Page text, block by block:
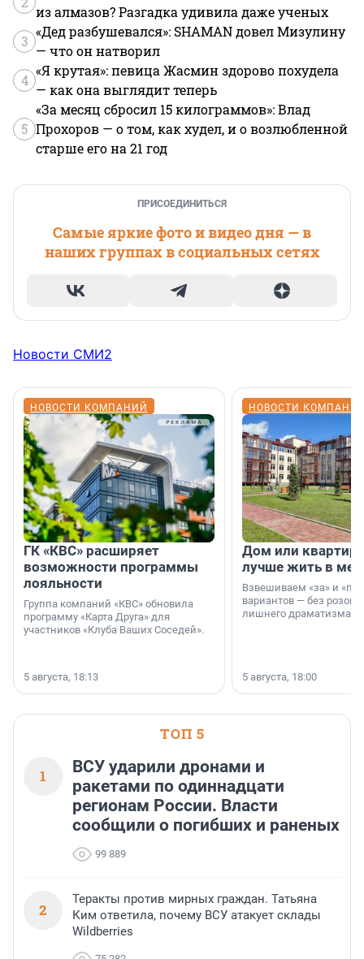
из алмазов? Разгадка удивила даже ученых
3
«Дед разбушевался»: SHAMAN довел Мизулину
— что он натворил
4
«Я крутая»: певица Жасмин здорово похудела
— как она выглядит теперь
5
«За месяц сбросил 15 килограммов»: Влад
Прохоров — о том, как худел, и о возлюбленной
старше его на 21 год
ПРИСОЕДИНИТЬСЯ
Самые яркие фото и видео дня — в
наших группах в социальных сетях
Новости СМИ2
НОВОСТИ КОМПАНИЙ
ГК «КВС» расширяет
возможности программы
лояльности
Группа компаний «КВС» обновила
программу «Карта Друга» для
участников «Клуба Ваших Соседей».
5 августа, 18:13
НОВОСТИ
Дом или
лучше жить в
Взвешиваем «за» и
вариантов — без
лишнего драматизма.
5 августа, 18:00
ТОП 5
1
ВСУ ударили дронами и
ракетами по одиннадцати
регионам России. Власти
сообщили о погибших и раненых
99 889
2
Теракты против мирных граждан. Татьяна
Ким ответила, почему ВСУ атакует склады
Wildberries